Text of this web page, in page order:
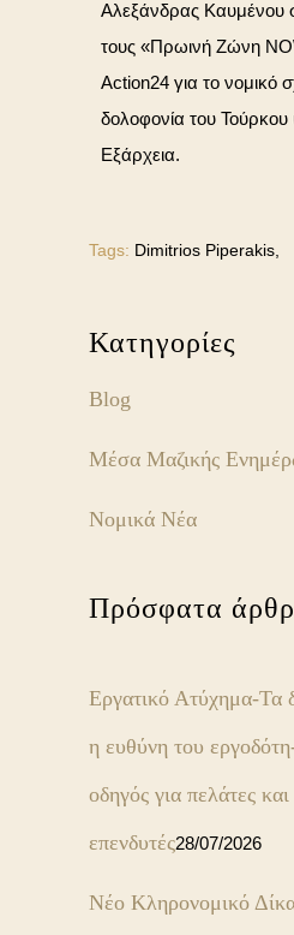
Αλεξάνδρας Καυμένου
τους «Πρωινή Ζώνη
Action24 για το νομικό
δολοφονία του
Εξάρχεια.
Tags: Dimitrios Piperakis,
Κατηγορίες
Blog
Μέσα Μαζικής
Νομικά Νέα
Πρόσφατα
Εργατικό Ατύχημα-Τα
η ευθύνη του
οδηγός για πελάτες και
επενδυτές28/07/2026
Νέο Κληρονομικό